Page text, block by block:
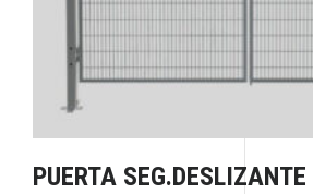
PUERTA